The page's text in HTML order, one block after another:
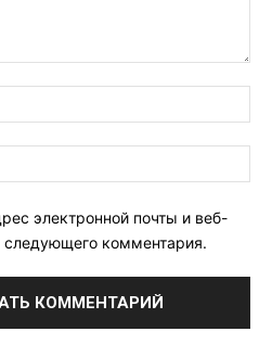
электронной почты и веб-
следующего комментария.